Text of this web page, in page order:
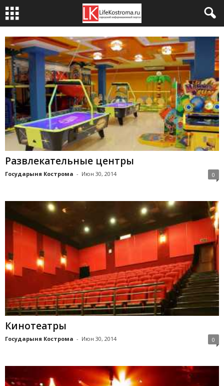
Развлекательные центры
Государыня Кострома - Июн 30, 2014 0
Кинотеатры
Государыня Кострома - Июн 30, 2014 0